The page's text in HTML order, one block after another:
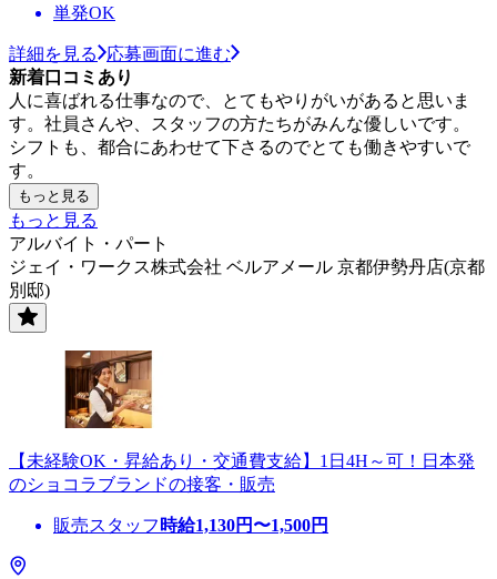
単発OK
詳細を見る
応募画面に進む
新着口コミあり
人に喜ばれる仕事なので、とてもやりがいがあると思いま
す。社員さんや、スタッフの方たちがみんな優しいです。
シフトも、都合にあわせて下さるのでとても働きやすいで
す。
もっと見る
もっと見る
アルバイト・パート
ジェイ・ワークス株式会社 ベルアメール 京都伊勢丹店(京都
別邸)
【未経験OK・昇給あり・交通費支給】1日4H～可！日本発
のショコラブランドの接客・販売
販売スタッフ 時給1,130円〜1,500円